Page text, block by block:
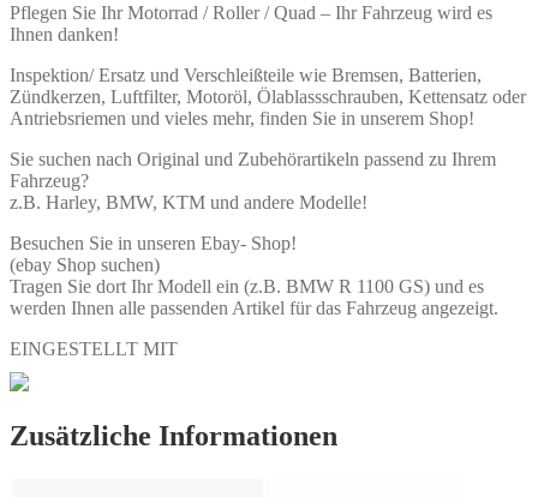
Pflegen Sie Ihr Motorrad / Roller / Quad – Ihr Fahrzeug wird es
Ihnen danken!
Inspektion/ Ersatz und Verschleißteile wie Bremsen, Batterien,
Zündkerzen, Luftfilter, Motoröl, Ölablassschrauben, Kettensatz oder
Antriebsriemen und vieles mehr, finden Sie in unserem Shop!
Sie suchen nach Original und Zubehörartikeln passend zu Ihrem
Fahrzeug?
z.B. Harley, BMW, KTM und andere Modelle!
Besuchen Sie in unseren Ebay- Shop!
(ebay Shop suchen)
Tragen Sie dort Ihr Modell ein (z.B. BMW R 1100 GS) und es
werden Ihnen alle passenden Artikel für das Fahrzeug angezeigt.
EINGESTELLT MIT
Zusätzliche Informationen